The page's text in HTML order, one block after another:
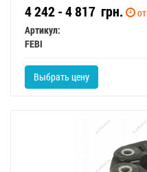
4 242 - 4 817 грн.
от
Артикул:
FEBI
Выбрать цену